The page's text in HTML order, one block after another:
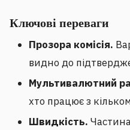
Ключові переваги
Прозора комісія.
видно до
Мультивалютний
хто працює з
Швидкість.